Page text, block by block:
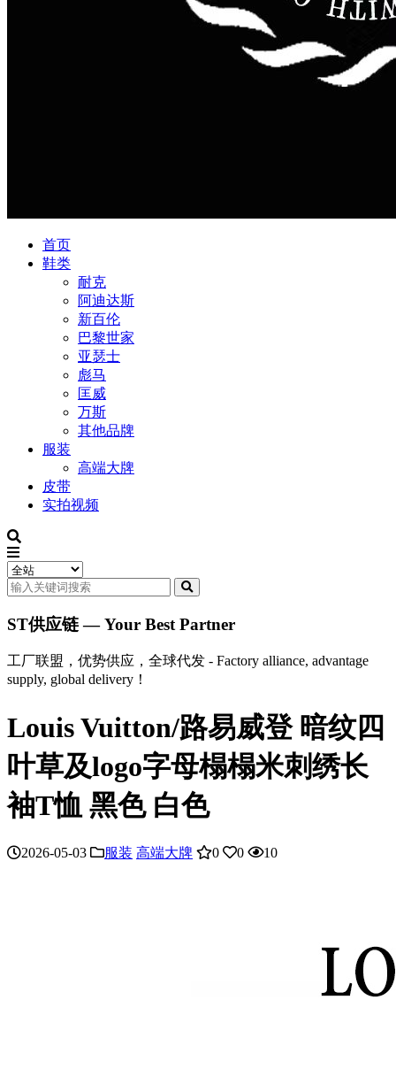
首页
鞋类
耐克
阿迪达斯
新百伦
巴黎世家
亚瑟士
彪马
匡威
万斯
其他品牌
服装
高端大牌
皮带
实拍视频
ST供应链 — Your Best Partner
工厂联盟，优势供应，全球代发 - Factory alliance, advantage
supply, global delivery！
Louis Vuitton/路易威登 暗纹四
叶草及logo字母榻榻米刺绣长
袖T恤 黑色 白色
2026-05-03 服装 高端大牌 0 0 10